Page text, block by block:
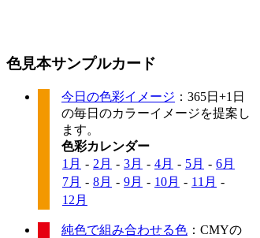
色見本サンプルカード
今日の色彩イメージ ：365日+1日
の毎日のカラーイメージを提案し
ます。
色彩カレンダー
1月 - 2月 - 3月 - 4月 - 5月 - 6月
7月 - 8月 - 9月 - 10月 - 11月 -
12月
純色で組み合わせる色 ：CMYの